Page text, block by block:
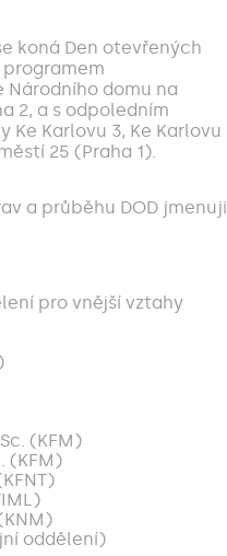
koná Den otevřených
programem
Národního domu na
2, a s odpoledním
Karlovu 3, Ke Karlovu
25 (Praha 1).
a průběhu DOD jmenuji
pro vnější vztahy
(KFM)
(KFM)
oddělení)